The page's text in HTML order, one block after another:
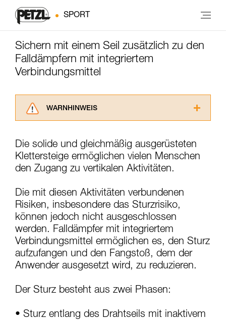
SPORT
Sichern mit einem Seil zusätzlich zu den
Falldämpfern mit integriertem
Verbindungsmittel
WARNHINWEIS
aufmerksam durch, bevor Sie diesen zu Rate
ziehen. Um diese Zusatzinformationen
verstehen zu können, müssen Sie zuerst die in
Informationen richtig verstanden haben.
Die Beherrschung dieser Techniken setzt eine
entsprechende Ausbildung und ein spezielles
Training voraus. Prüfen Sie zusammen mit
einem Profi, ob Sie in der Lage sind, den
Vorgang alleine sicher zu wiederholen, bevor
Sie ihn eigenständig durchführen.
Wir geben Beispiele für die mit Ihrer Aktivität
verbundenen Techniken. Möglicherweise gibt es
beschrieben werden.
Die solide und gleichmäßig ausgerüsteten
Klettersteige ermöglichen vielen Menschen
den Zugang zu vertikalen Aktivitäten.
Die mit diesen Aktivitäten verbundenen
Risiken, insbesondere das Sturzrisiko,
können jedoch nicht ausgeschlossen
werden. Falldämpfer mit integriertem
Verbindungsmittel ermöglichen es, den Sturz
aufzufangen und den Fangstoß, dem der
Anwender ausgesetzt wird, zu reduzieren.
Der Sturz besteht aus zwei Phasen:
• Sturz entlang des Drahtseils mit inaktivem